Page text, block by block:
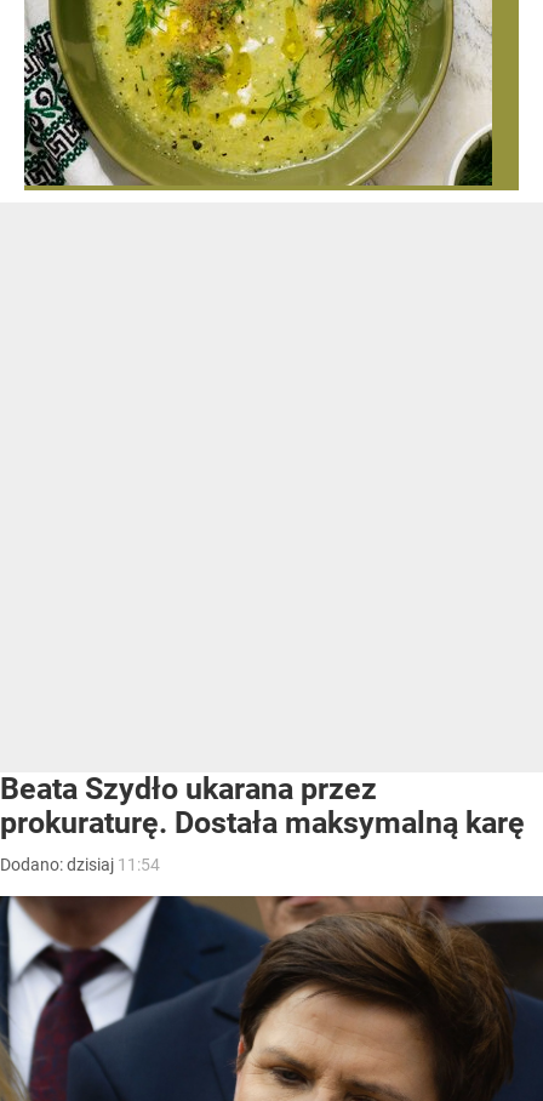
Beata Szydło ukarana przez
prokuraturę. Dostała maksymalną karę
Dodano:dzisiaj 11:54